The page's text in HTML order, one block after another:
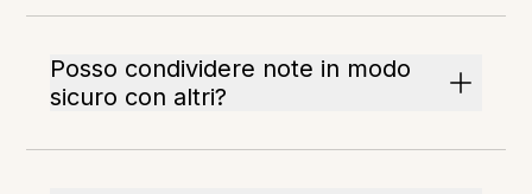
Posso condividere note in modo
sicuro con altri?